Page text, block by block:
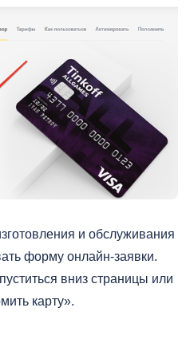
и обслуживания
форму онлайн-заявки.
вниз страницы или
карту».